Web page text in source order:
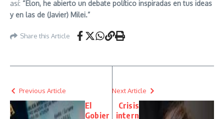
así: “Elon, he abierto un debate político inspiradas en tus ideas
y en las de (Javier) Milei.”
Share this Article
Previous Article
El
Gobier
Next Article
Crisis
intern